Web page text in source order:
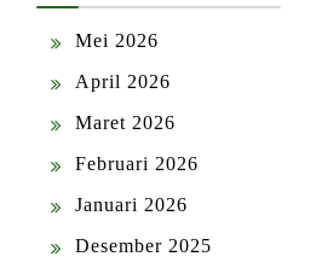
Mei 2026
April 2026
Maret 2026
Februari 2026
Januari 2026
Desember 2025